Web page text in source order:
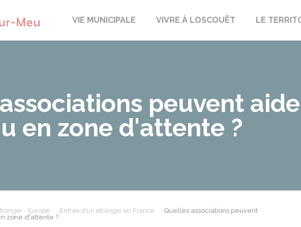
Loscouët-sur-Meu
VIE MUNICIPALE VIVRE À LOSCOUËT LE
peuvent
en zone d'attente ?
- Europe Entrée d'un étranger en France
Quelles associations peuvent
zone d'attente ?